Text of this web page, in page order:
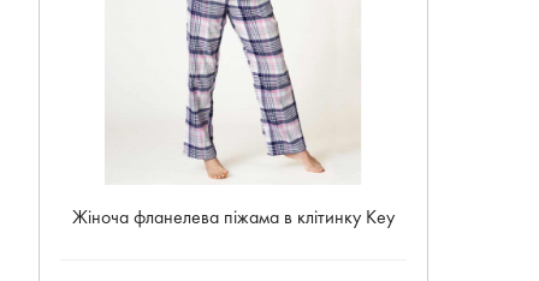
Жіноча фланелева піжама в клітинку Key